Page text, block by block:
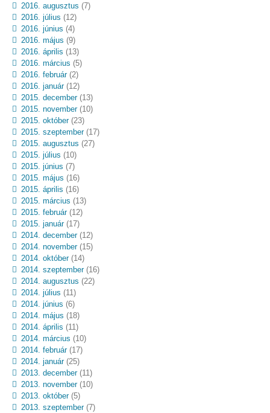
2016. augusztus (7)
2016. július (12)
2016. június (4)
2016. május (9)
2016. április (13)
2016. március (5)
2016. február(2)
2016. január(12)
2015. december(13)
2015. november(10)
2015. október(23)
2015. szeptember(17)
2015. augusztus (27)
2015. július (10)
2015. június (7)
2015. május (16)
2015. április (16)
2015. március (13)
2015. február(12)
2015. január(17)
2014. december(12)
2014. november(15)
2014. október(14)
2014. szeptember(16)
2014. augusztus (22)
2014. július (11)
2014. június (6)
2014. május (18)
2014. április (11)
2014. március (10)
2014. február(17)
2014. január(25)
2013. december(11)
2013. november(10)
2013. október(5)
2013. szeptember(7)